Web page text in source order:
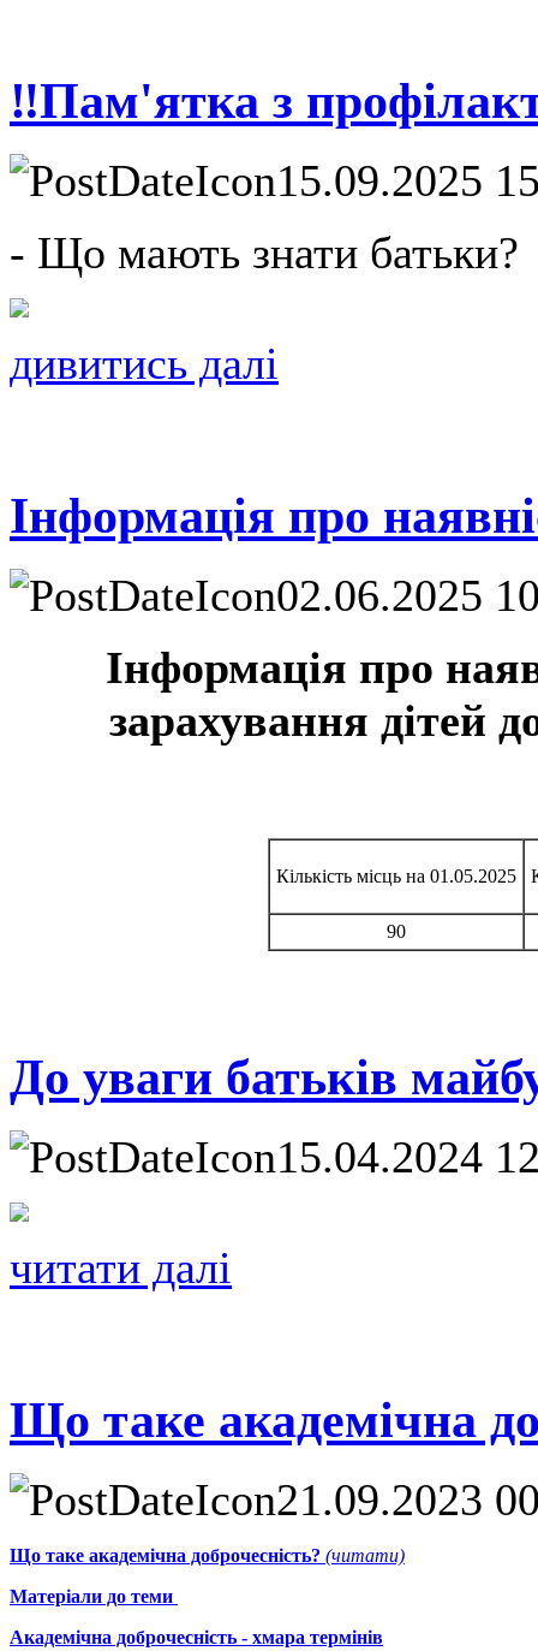
‼️Пам'ятка з
15.09.2025
- Що мають знати батьки?
дивитись далі
Інформація про
02.06.2025
Інформація про
зарахування дітей
Кількість місць на 01.05.2025
90
До уваги батьків
15.04.2024
читати далі
Що таке академічна
21.09.2023
Що таке академічна доброчесність? (читати)
Матеріали до теми
Академічна доброчесність - хмара термінів